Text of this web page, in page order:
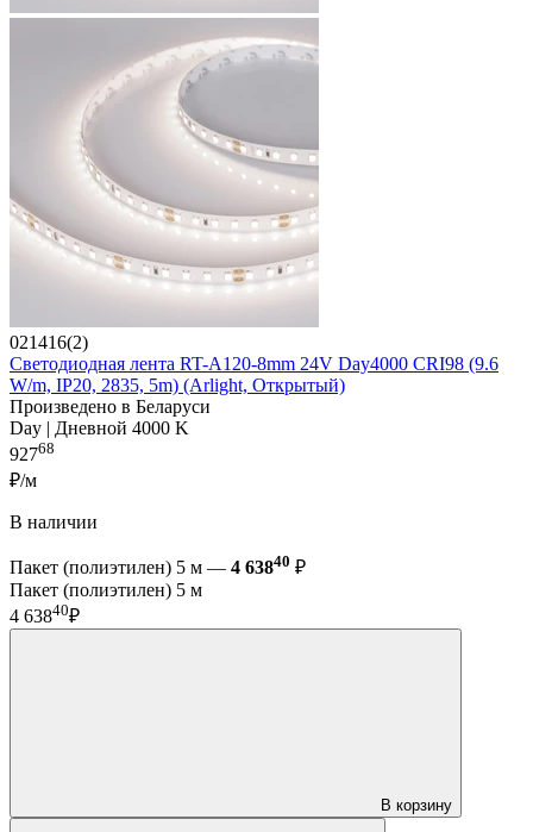
021416(2)
Светодиодная лента RT-A120-8mm 24V Day4000 CRI98 (9.6
W/m, IP20, 2835, 5m) (Arlight, Открытый)
Произведено в Беларуси
Day | Дневной 4000 K
92768
₽/м
В наличии
Пакет (полиэтилен) 5 м — 4 63840 ₽
Пакет (полиэтилен) 5 м
4 63840₽
В корзину